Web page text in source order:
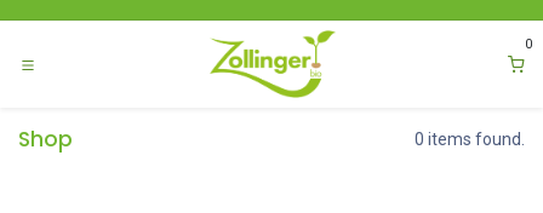
0
Shop 0 items found.